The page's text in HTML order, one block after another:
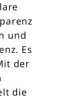
und
Es
der
die